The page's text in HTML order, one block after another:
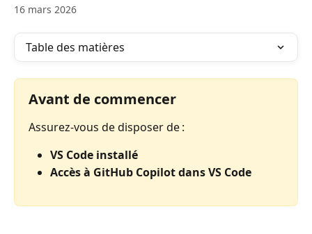
16 mars 2026
Table des matières
Avant de commencer
Assurez-vous de disposer de :
VS Code installé
Accès à GitHub Copilot dans VS Code